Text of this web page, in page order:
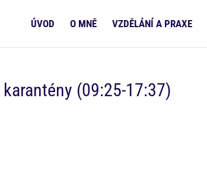
ÚVOD O MNĚ VZDĚLÁNÍ A PRAXE
(09:25-17:37)